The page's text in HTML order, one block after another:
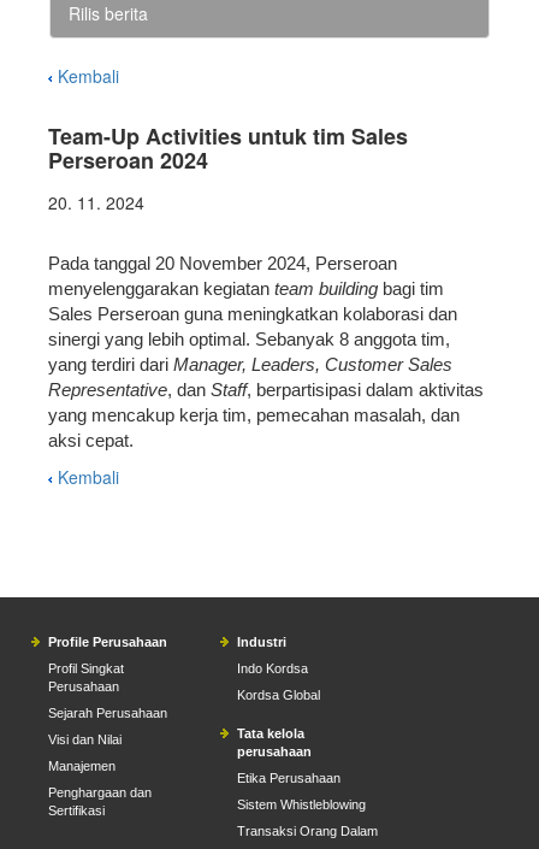
Rilis berita
Kembali
Team-Up Activities untuk tim Sales
Perseroan 2024
20. 11. 2024
Pada tanggal 20 November 2024, Perseroan
menyelenggarakan kegiatan team building bagi tim
Sales Perseroan guna meningkatkan kolaborasi dan
sinergi yang lebih optimal. Sebanyak 8 anggota tim,
yang terdiri dari Manager, Leaders, Customer Sales
Representative, dan Staff, berpartisipasi dalam aktivitas
yang mencakup kerja tim, pemecahan masalah, dan
aksi cepat.
Kembali
Profile Perusahaan
Profil Singkat
Perusahaan
Sejarah Perusahaan
Visi dan Nilai
Manajemen
Penghargaan dan
Sertifikasi
Industri
Indo Kordsa
Kordsa Global
Tata kelola
perusahaan
Etika Perusahaan
Sistem Whistleblowing
Transaksi Orang Dalam